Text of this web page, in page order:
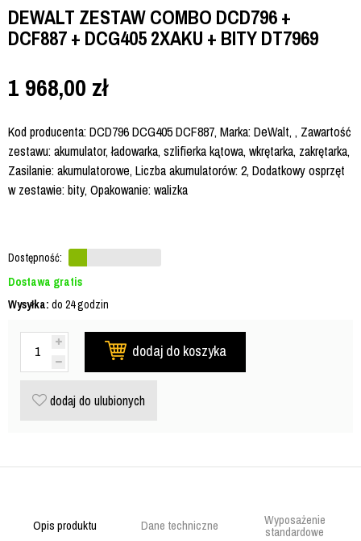
DEWALT ZESTAW COMBO DCD796 +
DCF887 + DCG405 2XAKU + BITY DT7969
1 968,00 zł
Kod producenta: DCD796 DCG405 DCF887, Marka: DeWalt, , Zawartość
zestawu: akumulator, ładowarka, szlifierka kątowa, wkrętarka, zakrętarka,
Zasilanie: akumulatorowe, Liczba akumulatorów: 2, Dodatkowy osprzęt
w zestawie: bity, Opakowanie: walizka
Dostępność:
Dostawa gratis
Wysyłka: do 24 godzin
dodaj do koszyka
dodaj do ulubionych
Opis produktu Dane techniczne Wyposażenie
standardowe